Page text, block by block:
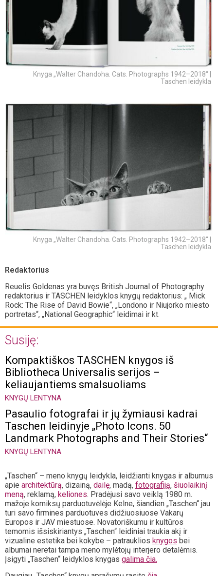
Knyga „Walter Chandoha. Cats. Photographs 1942–2018“ |
Taschen leidykla
Knyga „Walter Chandoha. Cats. Photographs 1942–2018“ |
Taschen leidykla
Redaktorius
Reuelis Goldenas yra buvęs British Journal of Photography
redaktorius ir TASCHEN leidyklos knygų redaktorius: „ Mick
Rock: The Rise of David Bowie“, „Londono ir Niujorko miesto
portretas“, „National Geographic“ leidimai ir kt.
Susiję:
Kompaktiškos TASCHEN knygos iš
Bibliotheca Universalis serijos –
keliaujantiems smalsuoliams
KNYGŲ LENTYNA
Pasaulio fotografai ir jų žymiausi kadrai
Taschen leidinyje „Photo Icons. 50
Landmark Photographs and Their Stories“
KNYGŲ LENTYNA
„Taschen“ – meno knygų leidykla, leidžianti knygas ir albumus
apie architektūrą, dizainą, dailę, madą, fotografiją, šiuolaikinį
meną, reklamą, keliones. Pradėjusi savo veiklą 1980 m.
mažoje komiksų parduotuvėlėje Kelne, šiandien „Taschen“ jau
turi savo firmines parduotuves didžiuosiuose Vakarų
Europos ir JAV miestuose. Novatoriškumu ir kultūros
temomis išsiskiriantys „Taschen“ leidiniai traukia akį ir
vizualine estetika bei kokybe – patrauklios knygos bei
albumai neretai tampa meno mylėtojų interjero detalėmis.
Įsigyti „Taschen“ leidyklos knygas galima čia.